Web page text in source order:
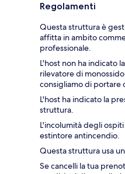
Regolamenti
Questa struttura è
affitta in ambito
professionale.
L'host non ha indicato
rilevatore di
consigliamo di portare
L'host ha indicato la
struttura.
L'incolumità degli
estintore antincendio.
Questa struttura usa
Se cancelli la tua